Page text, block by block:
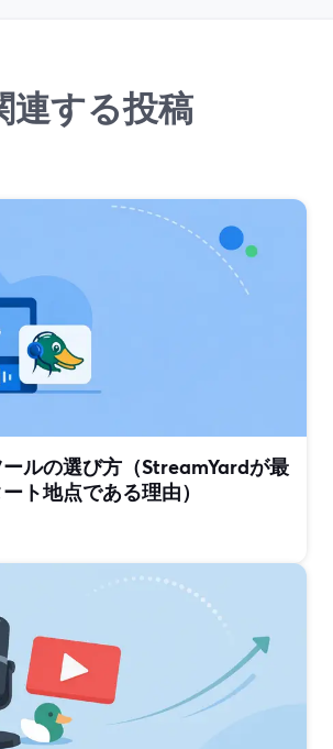
連する投稿
ルの選び方（StreamYardが最
ト地点である理由）